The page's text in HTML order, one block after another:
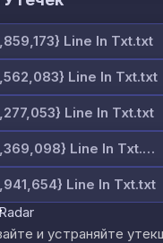
Line In Txt.txt
Line In Txt.txt
Line In Txt.txt
@DataMonk_txt {9,369,098} Line In Txt.txt
Line In Txt.txt
и устраняйте